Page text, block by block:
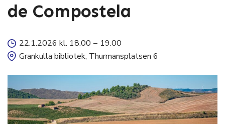
de Compostela
22.1.2026 kl. 18.00 – 19.00
Grankulla bibliotek, Thurmansplatsen 6